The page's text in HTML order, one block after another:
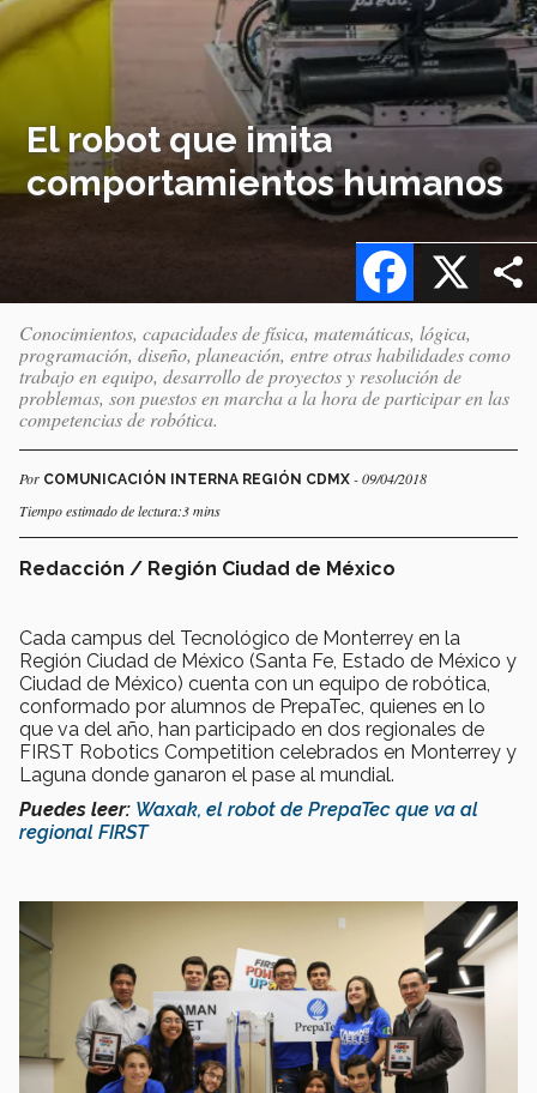
El robot que imita
comportamientos humanos
X
Facebook
Conocimientos, capacidades de física, matemáticas, lógica,
programación, diseño, planeación, entre otras habilidades como
trabajo en equipo, desarrollo de proyectos y resolución de
problemas, son puestos en marcha a la hora de participar en las
competencias de robótica.
Por COMUNICACIÓN INTERNA REGIÓN CDMX - 09/04/2018
Tiempo estimado de lectura:3 mins
Redacción / Región Ciudad de México
Cada campus del Tecnológico de Monterrey en la
Región Ciudad de México (Santa Fe, Estado de México y
Ciudad de México) cuenta con un equipo de robótica,
conformado por alumnos de PrepaTec, quienes en lo
que va del año, han participado en dos regionales de
FIRST Robotics Competition celebrados en Monterrey y
Laguna donde ganaron el pase al mundial.
Puedes leer: Waxak, el robot de PrepaTec que va al
regional FIRST